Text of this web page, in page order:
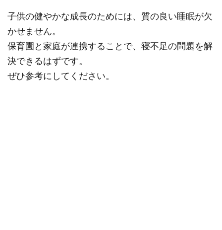
子供の健やかな成長のためには、質の良い睡眠が欠
かせません。
保育園と家庭が連携することで、寝不足の問題を解
決できるはずです。
ぜひ参考にしてください。